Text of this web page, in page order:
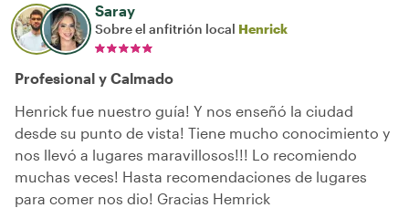
Saray
Sobre el anfitrión local Henrick
Profesional y Calmado
Henrick fue nuestro guía! Y nos enseñó la ciudad
desde su punto de vista! Tiene mucho conocimiento y
nos llevó a lugares maravillosos!!! Lo recomiendo
muchas veces! Hasta recomendaciones de lugares
para comer nos dio! Gracias Hemrick